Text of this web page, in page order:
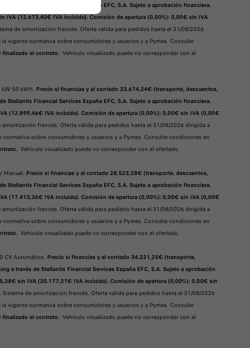
Financial Services España EFC, S.A. Sujeto a aprobación financiera.
(12.673,40€ IVA incluido). Comisión de apertura (0,00%): 0,00€ sin IVA
de amortización francés. Oferta válida para pedidos hasta el 31/08/2026
vigente normativa sobre consumidores y usuarios y a Pymes. Consulte
finalizado el contrato. Vehículo visualizado puede no corresponder con el
kW 50 kWh. Precio si financias y al contado 23.674,24€ (transporte, descuentos,
Financial Services España EFC, S.A. Sujeto a aprobación financiera.
(12.899,46€ IVA incluido). Comisión de apertura (0,00%): 0,00€ sin IVA (0,00€
amortización francés. Oferta válida para pedidos hasta el 31/08/2026 dirigida a
sobre consumidores y usuarios y a Pymes. Consulte condiciones en
Vehículo visualizado puede no corresponder con el ofertado.
Manual. Precio si financias y al contado 28.523,28€ (transporte, descuentos,
Financial Services España EFC, S.A. Sujeto a aprobación financiera.
(17.413,36€ IVA incluido). Comisión de apertura (0,00%): 0,00€ sin IVA (0,00€
amortización francés. Oferta válida para pedidos hasta el 31/08/2026 dirigida a
sobre consumidores y usuarios y a Pymes. Consulte condiciones en
Vehículo visualizado puede no corresponder con el ofertado.
CV Automático. Precio si financias y al contado 34.221,25€ (transporte,
través de Stellantis Financial Services España EFC, S.A. Sujeto a aprobación
sin IVA (20.177,21€ IVA incluido). Comisión de apertura (0,00%): 0,00€ sin
Sistema de amortización francés. Oferta válida para pedidos hasta el 31/08/2026
vigente normativa sobre consumidores y usuarios y a Pymes. Consulte
finalizado el contrato. Vehículo visualizado puede no corresponder con el